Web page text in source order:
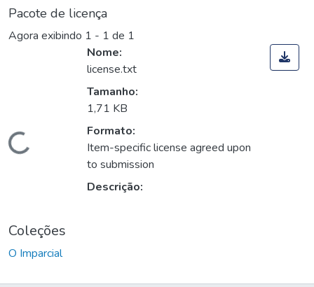
Pacote de licença
Agora exibindo 1 - 1 de 1
Carregando...
Nome:
license.txt
Tamanho:
1,71 KB
Formato:
Item-specific license agreed upon
to submission
Descrição:
Coleções
O Imparcial